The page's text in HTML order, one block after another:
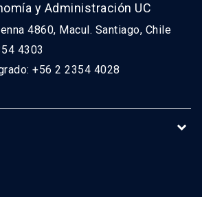
y Administración UC
4860, Macul. Santiago, Chile
4303
+56 2 2354 4028